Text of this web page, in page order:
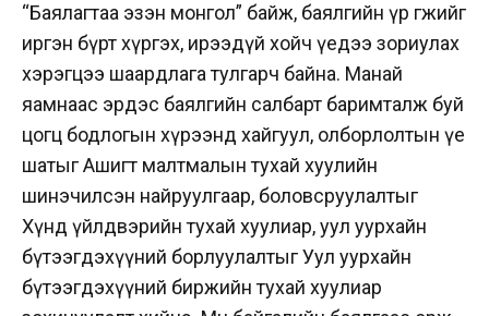
“Баялагтаа эзэн монгол” байж, баялгийн үр өгөөжийг
иргэн бүрт хүргэх, ирээдүй хойч үедээ зориулах
хэрэгцээ шаардлага тулгарч байна. Манай
яамнаас эрдэс баялгийн салбарт баримталж буй
цогц бодлогын хүрээнд хайгуул, олборлолтын үе
шатыг Ашигт малтмалын тухай хуулийн
шинэчилсэн найруулгаар, боловсруулалтыг
Хүнд үйлдвэрийн тухай хуулиар, уул уурхайн
бүтээгдэхүүний борлуулалтыг Уул уурхайн
бүтээгдэхүүний биржийн тухай хуулиар